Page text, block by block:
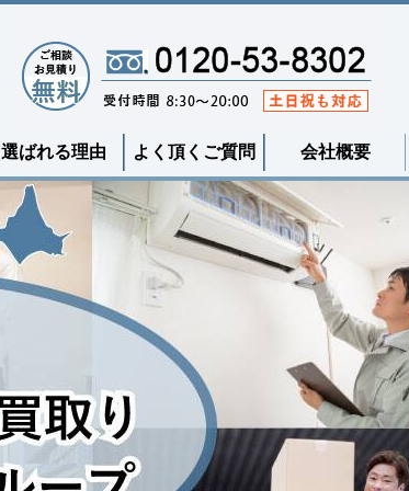
選ばれる理由 よく頂くご質問 会社概要